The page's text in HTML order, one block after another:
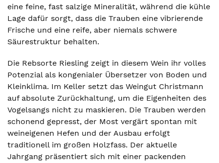
eine feine, fast salzige Mineralität, während die kühle
Lage dafür sorgt, dass die Trauben eine vibrierende
Frische und eine reife, aber niemals schwere
Säurestruktur behalten.
Die Rebsorte Riesling zeigt in diesem Wein ihr volles
Potenzial als kongenialer Übersetzer von Boden und
Kleinklima. Im Keller setzt das Weingut Christmann
auf absolute Zurückhaltung, um die Eigenheiten des
Vogelsangs nicht zu maskieren. Die Trauben werden
schonend gepresst, der Most vergärt spontan mit
weineigenen Hefen und der Ausbau erfolgt
traditionell im großen Holzfass. Der aktuelle
Jahrgang präsentiert sich mit einer packenden